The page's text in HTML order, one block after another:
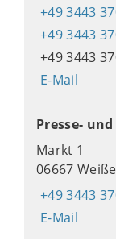
+49 3443
+49 3443
+49 3443
E-Mail
Presse-
Markt 1
06667
+49 3443
E-Mail